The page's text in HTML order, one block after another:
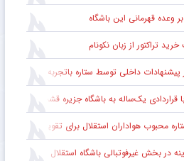
وعده قهرمانی این باشگاه
تراکتور از زبان نکونام
داخلی توسط ستاره باتجربه
قراردادی یک‌ساله به باشگاه جزیره قشم پیوست
محبوب هواداران استقلال برای تقویت خط دفاعی
در بخش غیرفوتبالی باشگاه استقلال